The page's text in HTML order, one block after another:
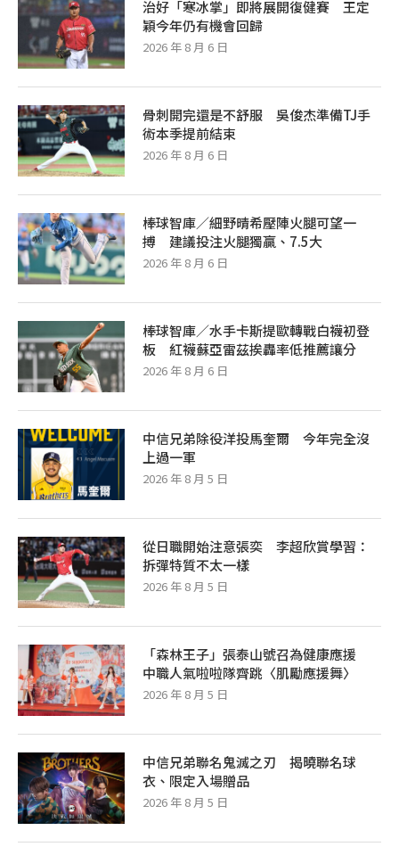
治好「寒冰掌」即將展開復健賽 王定
穎今年仍有機會回歸
2026 年 8 月 6 日
骨刺開完還是不舒服 吳俊杰準備TJ手
術本季提前結束
2026 年 8 月 6 日
棒球智庫／細野晴希壓陣火腿可望一
搏 建議投注火腿獨贏、7.5大
2026 年 8 月 6 日
棒球智庫／水手卡斯提歐轉戰白襪初登
板 紅襪蘇亞雷茲挨轟率低推薦讓分
2026 年 8 月 6 日
中信兄弟除役洋投馬奎爾 今年完全沒
上過一軍
2026 年 8 月 5 日
從日職開始注意張奕 李超欣賞學習：
拆彈特質不太一樣
2026 年 8 月 5 日
「森林王子」張泰山號召為健康應援
中職人氣啦啦隊齊跳〈肌勵應援舞〉
2026 年 8 月 5 日
中信兄弟聯名鬼滅之刃 揭曉聯名球
衣、限定入場贈品
2026 年 8 月 5 日